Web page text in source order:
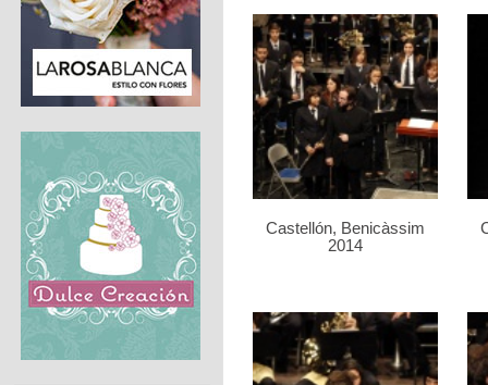
Castellón, Benicàssim
2014